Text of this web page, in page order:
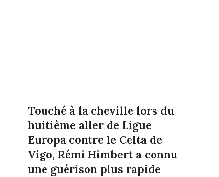
Touché à la cheville lors du
huitième aller de Ligue
Europa contre le Celta de
Vigo, Rémi Himbert a connu
une guérison plus rapide